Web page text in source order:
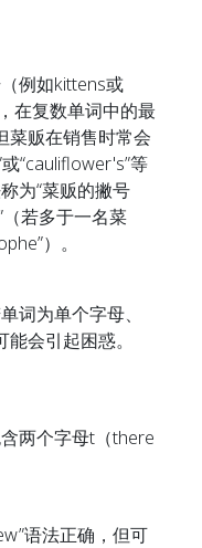
例如kittens或
在复数单词中的最
菜贩在销售时常会
“cauliflower's”等
为“菜贩的撇号
（若多于一名菜
）。
词为单个字母、
会引起困惑。
两个字母t（there
语法正确，但可